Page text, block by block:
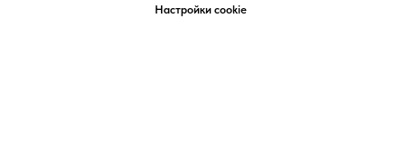
Задать вопрос
Настройки cookie